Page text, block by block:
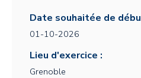
Date souhaitée de
01-10-2026
Lieu d'exercice :
Grenoble